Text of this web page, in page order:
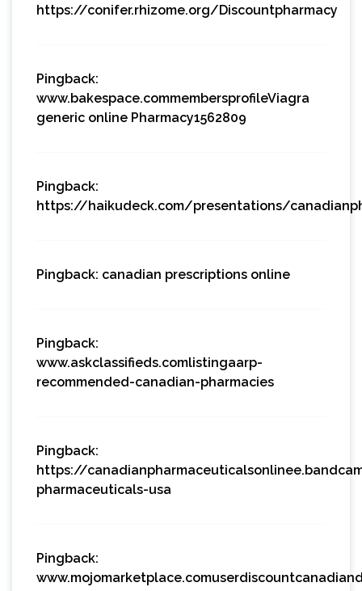
https://conifer.rhizome.org/Discountpharmacy
Pingback:
www.bakespace.commembersprofileViagra
generic online Pharmacy1562809
Pingback:
https://haikudeck.com/presentations/
Pingback: canadian prescriptions online
Pingback:
www.askclassifieds.comlistingaarp-
recommended-canadian-pharmacies
Pingback:
https://
pharmaceuticals-usa
Pingback: